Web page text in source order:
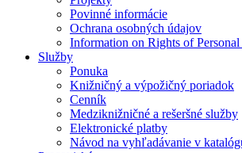
Povinné informácie
Ochrana osobných údajov
Information on Rights of
Služby
Ponuka
Knižničný a výpožičný poriadok
Cenník
Medziknižničné a rešeršné služby
Elektronické platby
Návod na vyhľadávanie v